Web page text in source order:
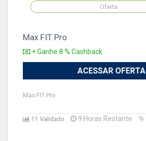
Oferta
Max FIT Pro
+ Ganhe 8 % Cashback
ACESSAR OFERTA
Max FIT Pro
11 Validado 9 Horas Restante